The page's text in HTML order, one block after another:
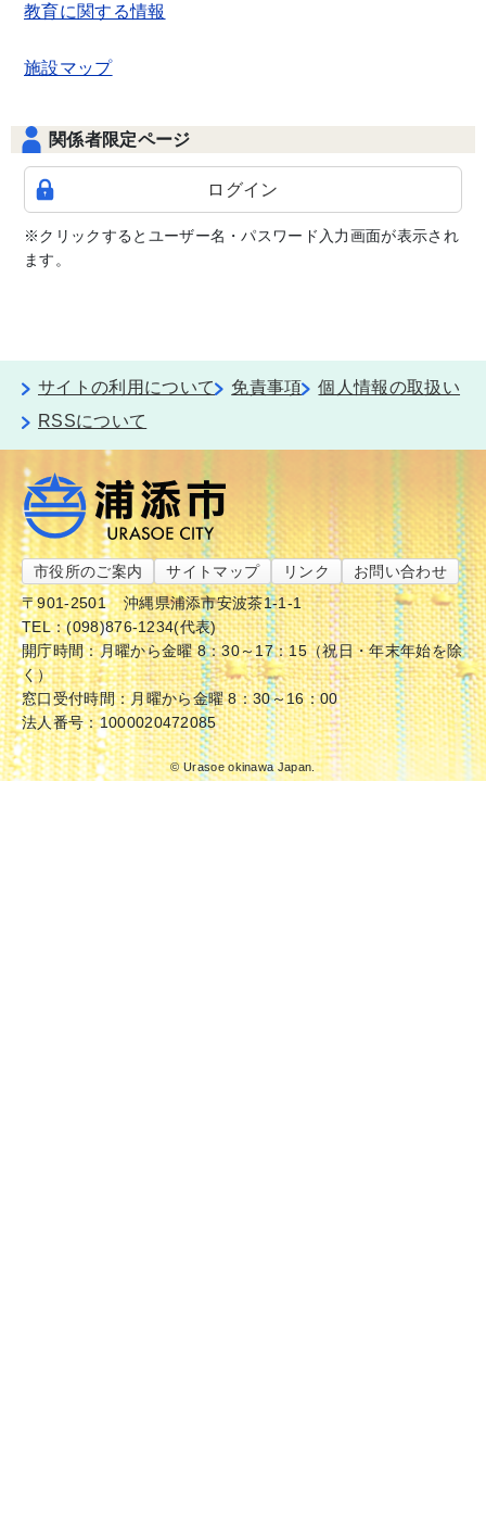
教育に関する情報
施設マップ
関係者限定ページ
ログイン
※クリックするとユーザー名・パスワード入力画面が表示され
ます。
サイトの利用について 免責事項
個人情報の取扱い
RSSについて
市役所のご案内 サイトマップ リンク
お問い合わせ
〒901-2501
沖縄県浦添市安波茶1-1-1
TEL：(098)876-1234(代表)
開庁時間：月曜から金曜 8：30～17：15（祝日・年末年始を除
く）
窓口受付時間：月曜から金曜 8：30～16：00
法人番号：1000020472085
© Urasoe okinawa Japan.